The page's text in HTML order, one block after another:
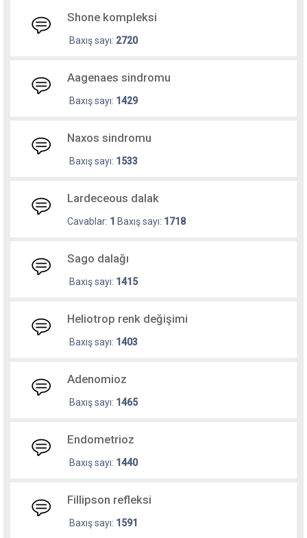
Shone kompleksi
Baxış sayı: 2720
Aagenaes sindromu
Baxış sayı: 1429
Naxos sindromu
Baxış sayı: 1533
Lardeceous dalak
Cavablar: 1 Baxış sayı: 1718
Sago dalağı
Baxış sayı: 1415
Heliotrop renk değişimi
Baxış sayı: 1403
Adenomioz
Baxış sayı: 1465
Endometrioz
Baxış sayı: 1440
Fillipson refleksi
Baxış sayı: 1591